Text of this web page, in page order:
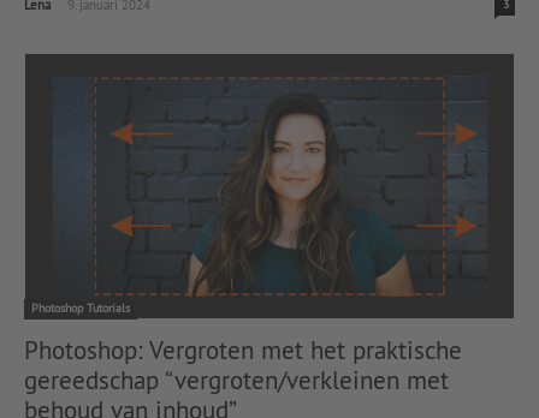
Lena 9. januari 2024 3
Photoshop Tutorials
Photoshop: Vergroten met het praktische
gereedschap “vergroten/verkleinen met
behoud van inhoud”